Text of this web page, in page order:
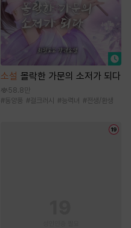
소설 몰락한 가문의 소저가 되다
58.8만
#동양풍 #걸크러시 #능력녀 #전생/환생